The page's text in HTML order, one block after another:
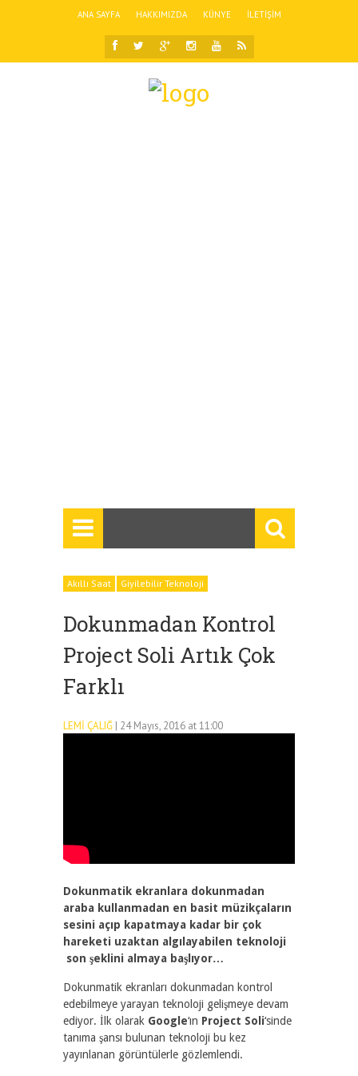
ANA SAYFA HAKKIMIZDA KÜNYE İLETIŞIM
Akıllı Saat Giyilebilir Teknoloji
Dokunmadan Kontrol
Project Soli Artık Çok
Farklı
LEMI ÇALIĞ | 24 Mayıs, 2016 at 11:00
Dokunmatik ekranlara dokunmadan
araba kullanmadan en basit müzikçaların
sesini açıp kapatmaya kadar bir çok
hareketi uzaktan algılayabilen teknoloji
son şeklini almaya başlıyor…
Dokunmatik ekranları dokunmadan kontrol
edebilmeye yarayan teknoloji gelişmeye devam
ediyor. İlk olarak Google‘ın Project Soli‘sinde
tanıma şansı bulunan teknoloji bu kez
yayınlanan görüntülerle gözlemlendi.